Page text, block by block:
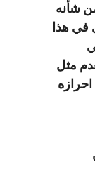
شأنه
في هذا
مثل